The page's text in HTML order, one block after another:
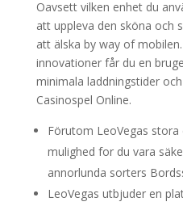
Oavsett vilken enhet du
att uppleva den sköna och
att älska by way of
innovationer får du en
minimala laddningstider
Casinospel Online.
Förutom LeoVegas
mulighed for du vara
annorlunda sorters
LeoVegas utbjuder en